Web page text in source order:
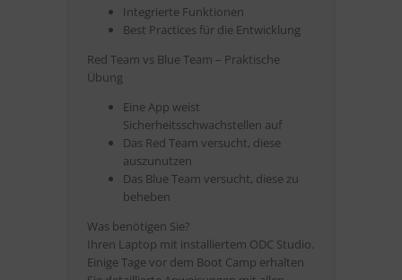
Integrierte Funktionen
Best Practices für die Entwicklung
Red Team vs Blue Team – Praktische
Übung
Eine App weist
Sicherheitsschwachstellen auf
Das Red Team versucht, diese
auszunutzen
Das Blue Team versucht, diese zu
beheben
Was benötigen Sie?
Ihren Laptop mit installiertem ODC Studio.
Einige Tage vor dem Boot Camp erhalten